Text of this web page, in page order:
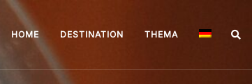
HOME DESTINATION THEMA